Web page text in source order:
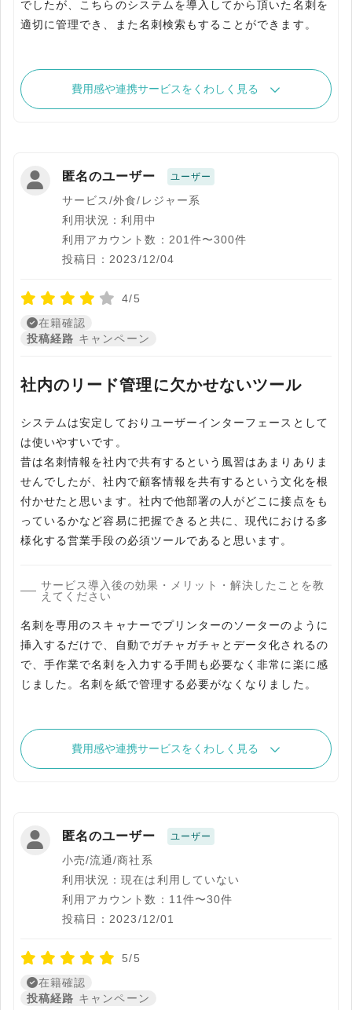
でしたが、こちらのシステムを導入してから頂いた名刺を
適切に管理でき、また名刺検索もすることができます。
費用感や連携サービスをくわしく見る
匿名のユーザー ユーザー
サービス/外食/レジャー系
利用状況：利用中
利用アカウント数：201件〜300件
投稿日：2023/12/04
4/5
在籍確認
投稿経路 キャンペーン
社内のリード管理に欠かせないツール
システムは安定しておりユーザーインターフェースとして
は使いやすいです。
昔は名刺情報を社内で共有するという風習はあまりありま
せんでしたが、社内で顧客情報を共有するという文化を根
付かせたと思います。社内で他部署の人がどこに接点をも
っているかなど容易に把握できると共に、現代における多
様化する営業手段の必須ツールであると思います。
サービス導入後の効果・メリット・解決したことを教
えてください
名刺を専用のスキャナーでプリンターのソーターのように
挿入するだけで、自動でガチャガチャとデータ化されるの
で、手作業で名刺を入力する手間も必要なく非常に楽に感
費用感や連携サービスをくわしく見る
匿名のユーザー ユーザー
小売/流通/商社系
利用状況：現在は利用していない
利用アカウント数：11件〜30件
投稿日：2023/12/01
5/5
在籍確認
投稿経路 キャンペーン